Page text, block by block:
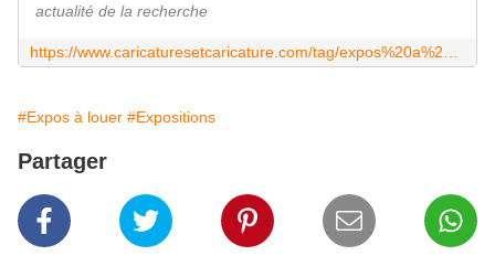
actualité de la recherche
#Expos à louer #Expositions
Partager